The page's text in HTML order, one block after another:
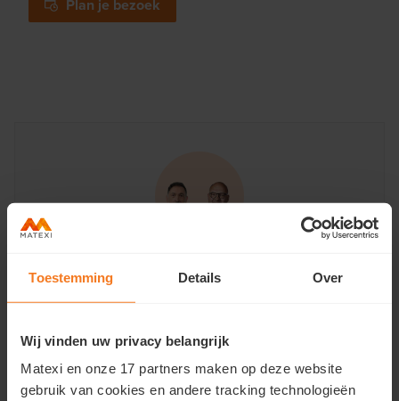
Toestemming Details Over
Wij vinden uw privacy belangrijk
Matexi en onze 17 partners maken op deze website
gebruik van cookies en andere tracking technologieën
Plan je bezoek
Heb je nog vragen?
Renzo en Kris · Voor al je info
Contacteer ons
of bel opT 056 38 01 79